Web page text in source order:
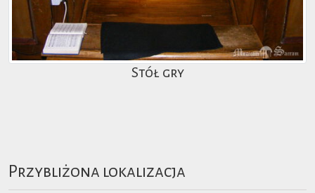
Stół gry
Przybliżona lokalizacja